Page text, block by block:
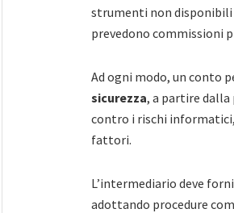
strumenti non
prevedono commissioni
Ad ogni modo, un conto
sicurezza, a partire
contro i rischi
fattori.
L’intermediario deve
adottando procedure